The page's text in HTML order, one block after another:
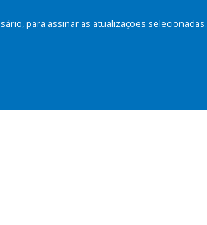
para assinar as atualizações selecionadas.